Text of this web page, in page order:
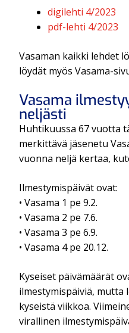
digilehti 4/2023
pdf-lehti 4/2023
Vasaman kaikki lehdet
löydät myös Vasama-
Vasama
neljästi
Huhtikuussa 67 vuotta
merkittävä jäsenetu
vuonna neljä kertaa,
Ilmestymispäivät ovat:
• Vasama 1 pe 9.2.
• Vasama 2 pe 7.6.
• Vasama 3 pe 6.9.
• Vasama 4 pe 20.12.
Kyseiset päivämäärät
ilmestymispäiviä, mutta
kyseistä viikkoa.
virallinen